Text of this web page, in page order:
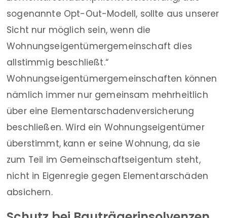
sogenannte Opt-Out-Modell, sollte aus unserer
Sicht nur möglich sein, wenn die
Wohnungseigentümergemeinschaft dies
allstimmig beschließt.“
Wohnungseigentümergemeinschaften können
nämlich immer nur gemeinsam mehrheitlich
über eine Elementarschadenversicherung
beschließen. Wird ein Wohnungseigentümer
überstimmt, kann er seine Wohnung, da sie
zum Teil im Gemeinschaftseigentum steht,
nicht in Eigenregie gegen Elementarschäden
absichern.